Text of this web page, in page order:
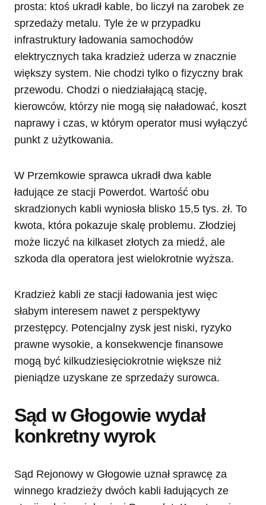
prosta: ktoś ukradł kable, bo liczył na zarobek ze
sprzedaży metalu. Tyle że w przypadku
infrastruktury ładowania samochodów
elektrycznych taka kradzież uderza w znacznie
większy system. Nie chodzi tylko o fizyczny brak
przewodu. Chodzi o niedziałającą stację,
kierowców, którzy nie mogą się naładować, koszt
naprawy i czas, w którym operator musi wyłączyć
punkt z użytkowania.
W Przemkowie sprawca ukradł dwa kable
ładujące ze stacji Powerdot. Wartość obu
skradzionych kabli wyniosła blisko 15,5 tys. zł. To
kwota, która pokazuje skalę problemu. Złodziej
może liczyć na kilkaset złotych za miedź, ale
szkoda dla operatora jest wielokrotnie wyższa.
Kradzież kabli ze stacji ładowania jest więc
słabym interesem nawet z perspektywy
przestępcy. Potencjalny zysk jest niski, ryzyko
prawne wysokie, a konsekwencje finansowe
mogą być kilkudziesięciokrotnie większe niż
pieniądze uzyskane ze sprzedaży surowca.
Sąd w Głogowie wydał
konkretny wyrok
Sąd Rejonowy w Głogowie uznał sprawcę za
winnego kradzieży dwóch kabli ładujących ze